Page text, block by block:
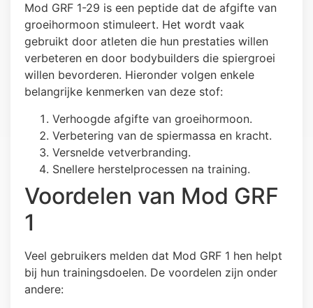
Mod GRF 1-29 is een peptide dat de afgifte van
groeihormoon stimuleert. Het wordt vaak
gebruikt door atleten die hun prestaties willen
verbeteren en door bodybuilders die spiergroei
willen bevorderen. Hieronder volgen enkele
belangrijke kenmerken van deze stof:
Verhoogde afgifte van groeihormoon.
Verbetering van de spiermassa en kracht.
Versnelde vetverbranding.
Snellere herstelprocessen na training.
Voordelen van Mod GRF
1
Veel gebruikers melden dat Mod GRF 1 hen helpt
bij hun trainingsdoelen. De voordelen zijn onder
andere: